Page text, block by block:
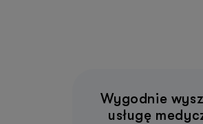
Wygodnie
usługę